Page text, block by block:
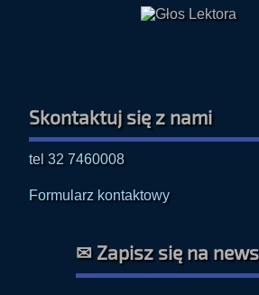
Skontaktuj się z nami
tel 32 7460008
Formularz kontaktowy
✉ Zapisz się na